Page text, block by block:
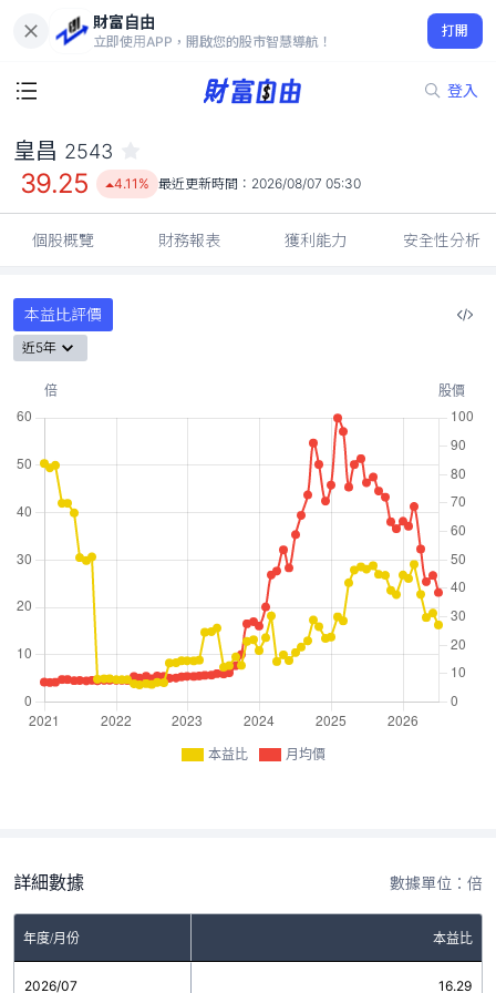
財富自由
立即使用APP，開啟您的股市智慧導航！
打開
登入
39.25
4.11%
皇昌 2543
39.25 4.11% 最近更新時間： 2026/08/07 05:30
個股概覽 財務報表 獲利能力 安全性分析
本益比評價
近5年
本益比 月均價
詳細數據 數據單位：倍
年度/月份 本益比
2026/07 16.29